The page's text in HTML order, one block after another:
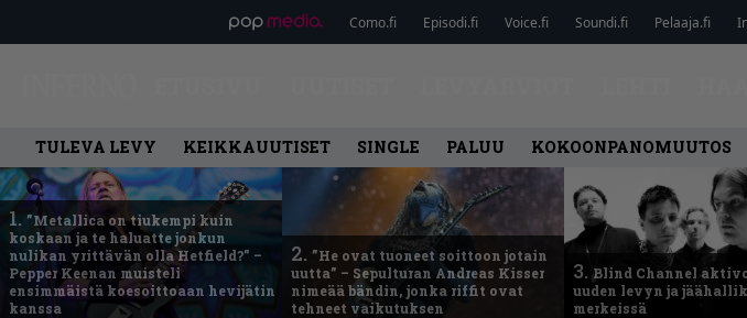
Como.fi Episodi.fi Voice.fi Soundi.fi Pelaaja.fi
TULEVA LEVY KEIKKAUUTISET SINGLE PALUU KOKOONPANOMUUTOS
1. ”Metallica on tiukempi kuin
koskaan ja te haluatte jonkun
nulikan yrittävän olla Hetfield?” –
Pepper Keenan muisteli
ensimmäistä koesoittoaan hevijätin
kanssa
2. ”He ovat tuoneet soittoon jotain
uutta” – Sepulturan Andreas Kisser
nimeää bändin, jonka riffit ovat
tehneet vaikutuksen
3.Blind Channel
uuden levyn ja
merkeissä